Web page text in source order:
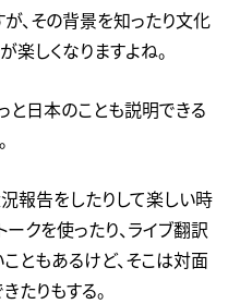
、その背景を知ったり文化
楽しくなりますよね。
と日本のことも説明できる
報告をしたりして楽しい時
クを使ったり、ライブ翻訳
ともあるけど、そこは対面
たりもする。